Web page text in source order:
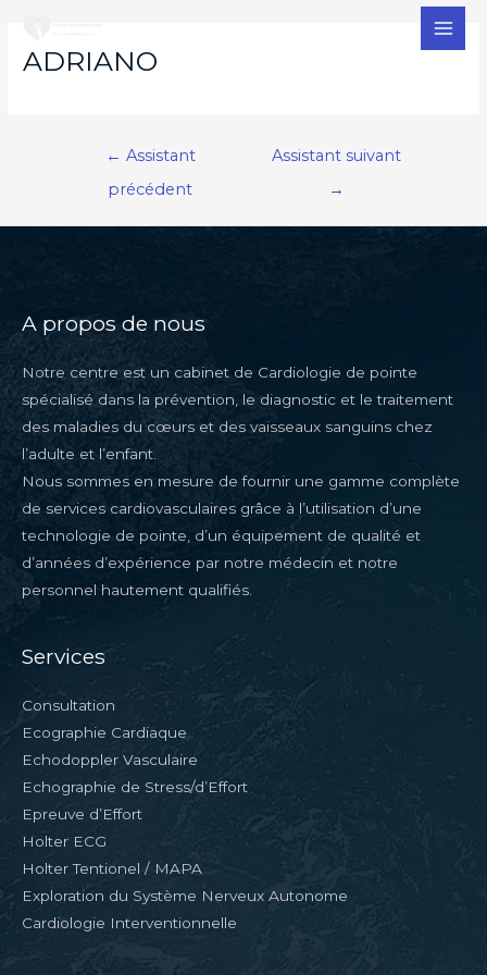
ADRIANO
Navigation
← Assistant
précédent
Assistant suivant
→
A propos de nous
Notre centre est un cabinet de Cardiologie de pointe
spécialisé dans la prévention, le diagnostic et le traitement
des maladies du cœurs et des vaisseaux sanguins chez
l’adulte et l’enfant.
Nous sommes en mesure de fournir une gamme complète
de services cardiovasculaires grâce à l’utilisation d’une
technologie de pointe, d’un équipement de qualité et
d’années d’expérience par notre médecin et notre
personnel hautement qualifiés.
Services
Consultation
Ecographie Cardiaque
Echodoppler Vasculaire
Echographie de Stress/d’Effort
Epreuve d’Effort
Holter ECG
Holter Tentionel / MAPA
Exploration du Système Nerveux Autonome
Cardiologie Interventionnelle